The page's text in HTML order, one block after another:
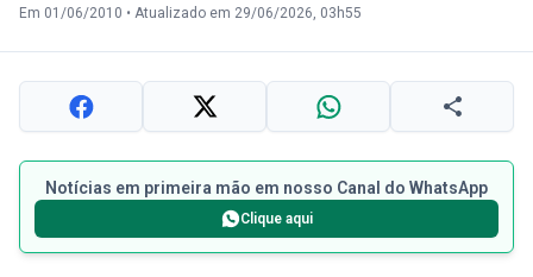
Em 01/06/2010 • Atualizado em 29/06/2026, 03h55
Notícias em primeira mão em nosso Canal do WhatsApp
Clique aqui